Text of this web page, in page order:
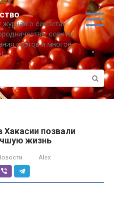
о секретах
советы
сортов и многое
позвали
жизнь
Alex